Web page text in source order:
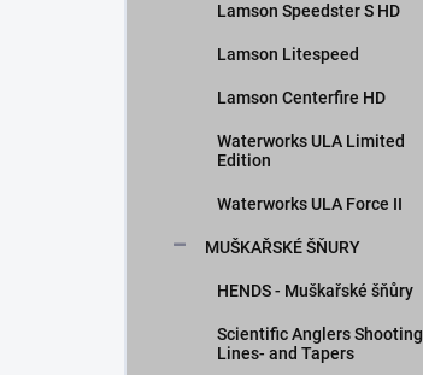
Lamson Speedster S HD
Lamson Litespeed
Lamson Centerfire HD
Waterworks ULA Limited
Edition
Waterworks ULA Force II
MUŠKAŘSKÉ ŠŇURY
HENDS - Muškařské šňůry
Scientific Anglers Shooting
Lines- and Tapers